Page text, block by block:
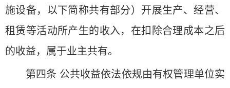
施设备，以下简称共有部分）开展生产、经营、
租赁等活动所产生的收入，在扣除合理成本之后
的收益，属于业主共有。
第四条 公共收益依法依规由有权管理单位实